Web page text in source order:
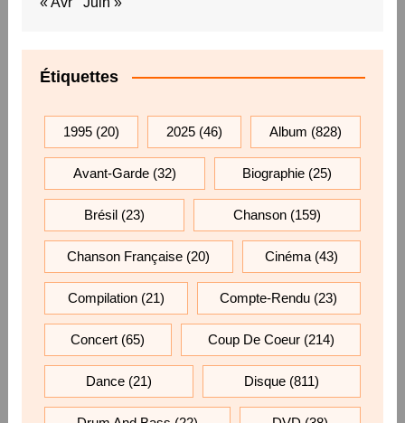
Étiquettes
1995(20) 2025 (46) Album (828)
Avant-Garde(32) Biographie (25)
Brésil(23) Chanson (159)
Chanson Française (20) Cinéma(43)
Compilation(21) Compte-Rendu (23)
Concert (65) Coup De Coeur(214)
Dance(21) Disque (811)